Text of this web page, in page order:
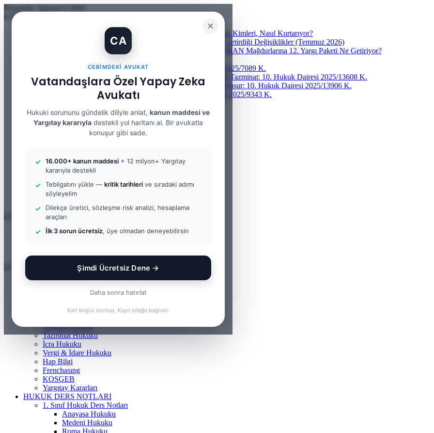
✕
CA
CEBIMDEKI AVUKAT
Vatandaşlara Özel Yapay Zeka
Avukatı
Hukuki sorununu gündelik diliyle anlat, kanun maddesi ve
Yargıtay kararıyla destekli yol haritanı al. Bir avukatla
konuşur gibi sade.
16.000+ kanun maddesi + 12 milyon+ Yargıtay
kararıyla destekli
Tebligatını yükle — kritik tarihleri ve sıradaki adımı
söyleyelim
Dilekçe üretici, sözleşme risk analizi, hesaplama
araçları
İlk 3 sorun ücretsiz, üye olmadan deneyebilirsin
Şimdi Ücretsiz Dene →
Daha sonra hatırlat
Kart bilgisi sormaz. Kayıt isteğe bağlıdır.
Perşembe, Ağustos 6 2026
Güncel Makale
İBAN Kiralama Cezasında Yeni Dönem: TCK 158’e Eklenen Fıkra Kimleri, Nasıl Kurtarıyor?
12. Yargı Paketi Kabul Edildi: Avukat Gözüyle Tüm Maddeler ve Getirdiği Değişiklikler (Temmuz 2026)
Banka Hesabımı Dolandırıcılara Kullandırdım, Başıma Ne Gelir? IBAN Mağdurlarına 12. Yargı Paketi Ne Getiriyor?
Yargıtay Kararı İncelemesi ve Tanık Beyanları: 9. Hukuk Dairesi 2025/7089 K.
Kusur Belirlemesinin Maddi ve Manevi Tazminata Etkisi ve Maddi Tazminat: 10. Hukuk Dairesi 2025/13608 K.
Kusur Belirlemesinin Maddi ve Manevi Tazminata Etkisi ve Ağır Kusur: 10. Hukuk Dairesi 2025/13906 K.
Kira Sözleşmesinin Feshi ve Bilirkişi İncelemesi: 9. Hukuk Dairesi 2025/9343 K.
Yargıtay Kararı İncelemesi: 2. Ceza Dairesi 2026/4266 K.
Facebook
WhatsApp
Kayıt Ol
Rastgele Makale
Kenar Bölmesi
Menü
ANASAYFA
Ceza Hukuku
Medeni Hukuku
Tazminat Hukuku
İcra Hukuku
Vergi & İdare Hukuku
Hap Bilgi
Frenchasıng
KOSGEB
Yargıtay Kararları
HUKUK DERS NOTLARI
1. Sınıf Hukuk Ders Notları
Anayasa Hukuku
Medeni Hukuku
Roma Hukuku